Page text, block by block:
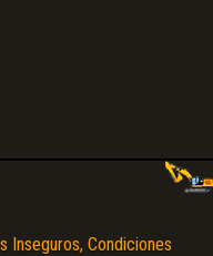
Inseguros, Condiciones